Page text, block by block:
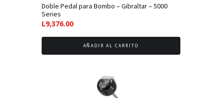
Doble Pedal para Bombo – Gibraltar – 5000
Series
L9,376.00
AÑADIR AL CARRITO